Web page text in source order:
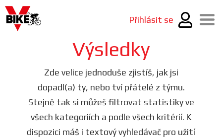
Přihlásit se
Výsledky
Zde velice jednoduše zjistíš, jak jsi
dopadl(a) ty, nebo tví přátelé z týmu.
Stejně tak si můžeš filtrovat statistiky ve
všech kategoriích a podle všech kritérií. K
dispozici máš i textový vyhledávač pro užití